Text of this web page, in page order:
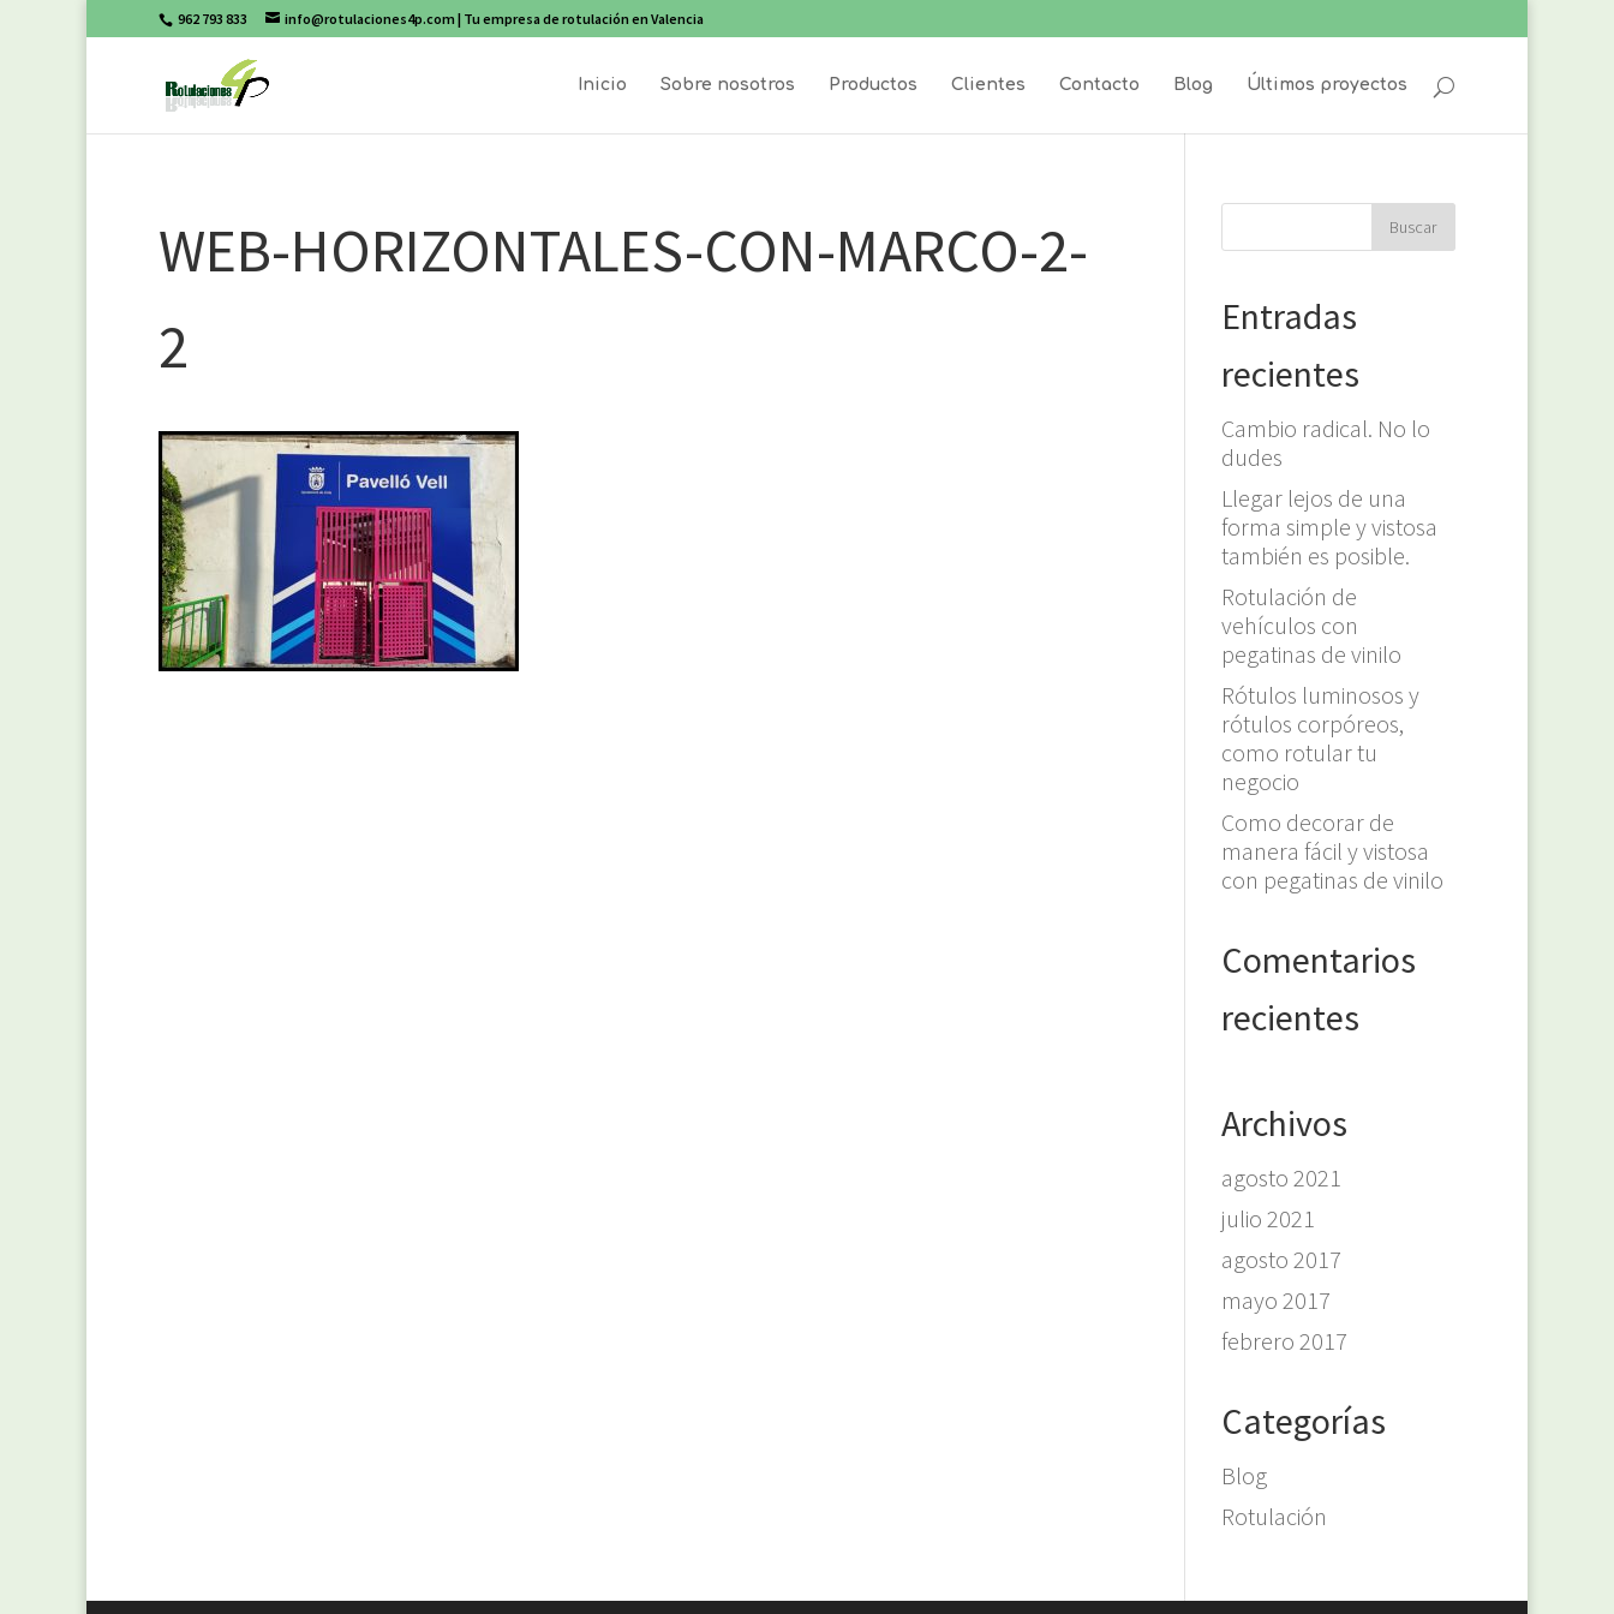
962 793 833 info@rotulaciones4p.com | Tu empresa de rotulación en Valencia
Inicio Sobre nosotros Productos Clientes Contacto Blog Últimos proyectos
WEB-HORIZONTALES-CON-MARCO-2-
2
Entradas
recientes
Cambio radical. No lo
dudes
Llegar lejos de una
forma simple y vistosa
también es posible.
Rotulación de
vehículos con
pegatinas de vinilo
Rótulos luminosos y
rótulos corpóreos,
como rotular tu
negocio
Como decorar de
manera fácil y vistosa
con pegatinas de vinilo
Comentarios
recientes
Archivos
agosto 2021
julio 2021
agosto 2017
mayo 2017
febrero 2017
Categorías
Blog
Rotulación